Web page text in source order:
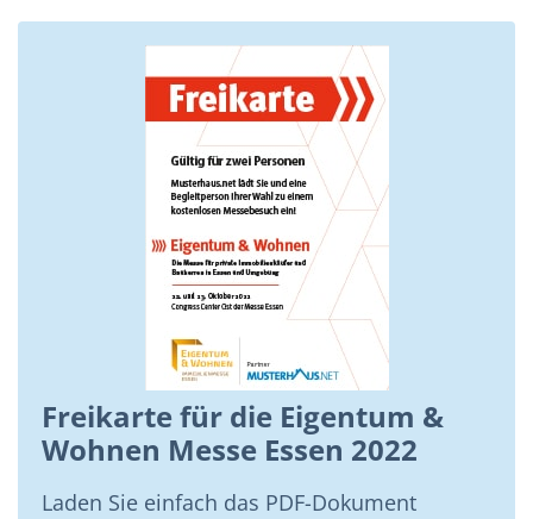
Freikarte für die Eigentum &
Wohnen Messe Essen 2022
Laden Sie einfach das PDF-Dokument